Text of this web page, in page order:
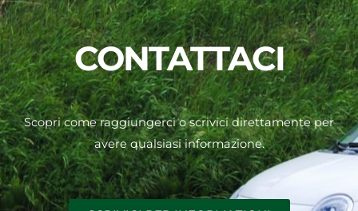
CONTATTACI
Scopri come raggiungerci o scrivici direttamente per
avere qualsiasi informazione.